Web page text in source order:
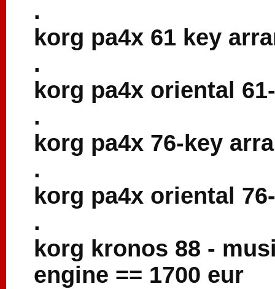
.
korg pa4x 61 key
.
korg pa4x oriental
.
korg pa4x 76-key
.
korg pa4x oriental
.
korg kronos 88 -
engine == 1700 eur